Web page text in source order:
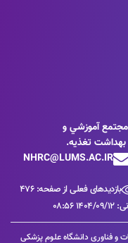
مجتمع آموزشي و
تغذيه.
NHRC@LUMS.AC.IR
بازدیدهای فعلی از صفحه: 476
08:56
فناوری دانشگاه علوم پزشکی